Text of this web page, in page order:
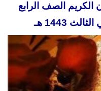
الكريم الصف الرابع
1443 هـ